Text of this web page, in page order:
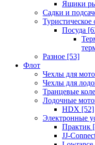
Ящики
Садки и
Туристическое
Посуда
Разное [53]
Флот
Чехлы для
Чехлы для
Транцевые
Лодочные
HDX [52]
Электронные
Практик
JJ-